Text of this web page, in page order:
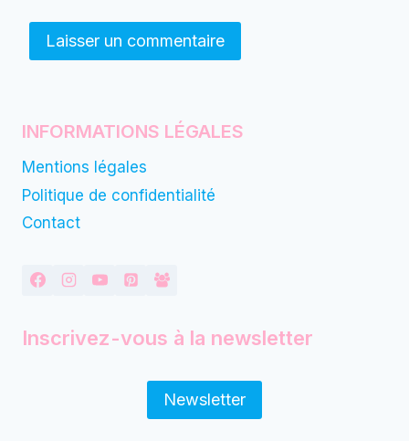
INFORMATIONS LÉGALES
Mentions légales
Politique de confidentialité
Contact
Inscrivez-vous à la newsletter
Newsletter